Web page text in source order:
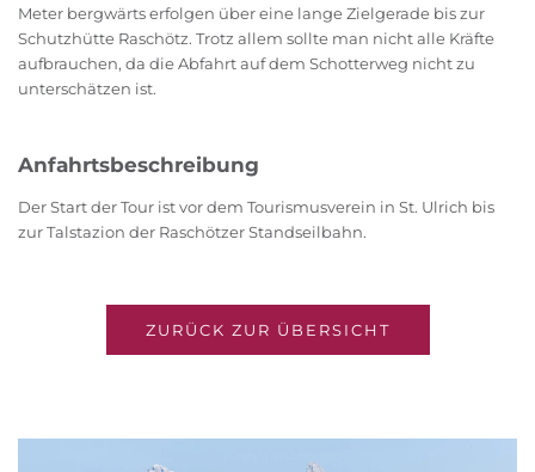
Meter bergwärts erfolgen über eine lange Zielgerade bis zur
Schutzhütte Raschötz. Trotz allem sollte man nicht alle Kräfte
aufbrauchen, da die Abfahrt auf dem Schotterweg nicht zu
unterschätzen ist.
Anfahrtsbeschreibung
Der Start der Tour ist vor dem Tourismusverein in St. Ulrich bis
zur Talstazion der Raschötzer Standseilbahn.
ZURÜCK ZUR ÜBERSICHT